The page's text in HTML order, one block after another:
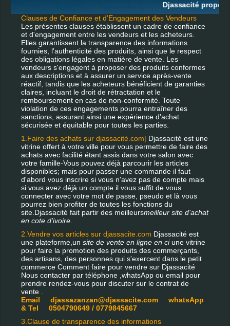
Djassacité
Clauses de Confiance et d’Engagement des Vendeurs
Les présentes clauses établissent un cadre de confiance
et d'engagement entre les vendeurs et les acheteurs.
Elles garantissent la transparence des informations
fournies, l'authenticité des produits, ainsi que le respect
des obligations légales en matière de vente. Les
vendeurs s'engagent à proposer des produits conformes
aux descriptions et à assurer un service après-vente
réactif, tandis que les acheteurs bénéficient de garanties
claires, incluant le droit de rétractation et le
remboursement en cas de non-conformité. Toute
violation de ces engagements pourra entraîner des
sanctions, assurant ainsi une expérience d'achat
sécurisée et équitable pour toutes les parties.
1.Faire des achats sur djassacité.com| Djassacité est une
vitrine offert à votre ville pour vous permettre de faire des
achats avec facilité étant assis dans votre salon avec
votre famille-Vous pouvez déjà parcourir les articles
disponibles; mais pour passer une commande il faut
d'abord vous inscrire si vous n'avez pas de compte mais
si vous avez déjà un compte il vous suffit de vous
connecter avec votre mot de passe, pseudo et là vous
pourrez bien profiter de toutes les fonctions du
site.Djassacité fait partir des meilleursmeilleur site d'achat
en cote d'ivoire.
2.Vendre vos articles sur djassacite.com Djassacité est
une plateforme,unsite de vente en ligne en ciune vitrine
pour faire la promotion des produits des commerçants,
des artisans, des personnes qui s'exercent dans le petit
commerce Comment faire pour vendre sur Djassacité
Nous contacter par téléphone ,whatsApp ou email pour
prendre rendez-vous pour discuter sur le contrat de
vente .
Email djassazanzan@djassacite.com whatsApp
& Tel 0504790649 / 0779845667
3.Clause de transparence des informations